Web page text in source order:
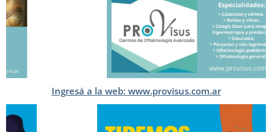
Ingresá a la web: www.provisus.com.ar